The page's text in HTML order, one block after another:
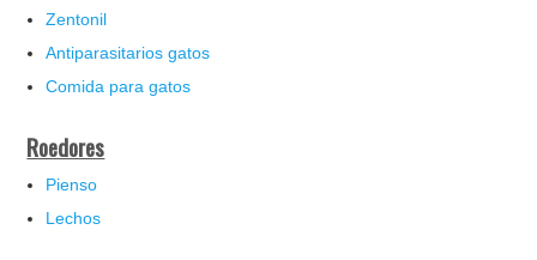
Zentonil
Antiparasitarios gatos
Comida para gatos
Roedores
Pienso
Lechos